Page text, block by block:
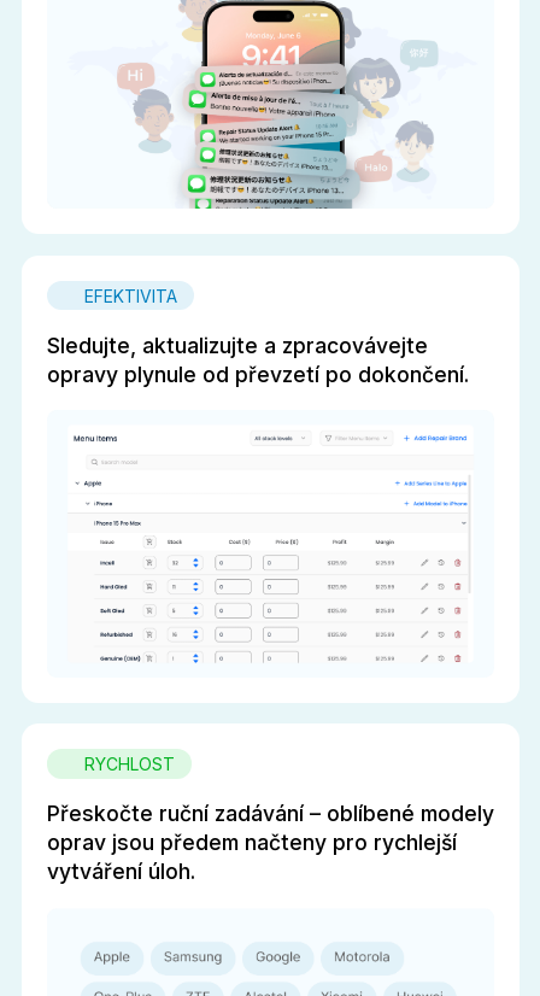
EFEKTIVITA
Sledujte, aktualizujte a zpracovávejte
opravy plynule od převzetí po dokončení.
RYCHLOST
Přeskočte ruční zadávání – oblíbené modely
oprav jsou předem načteny pro rychlejší
vytváření úloh.